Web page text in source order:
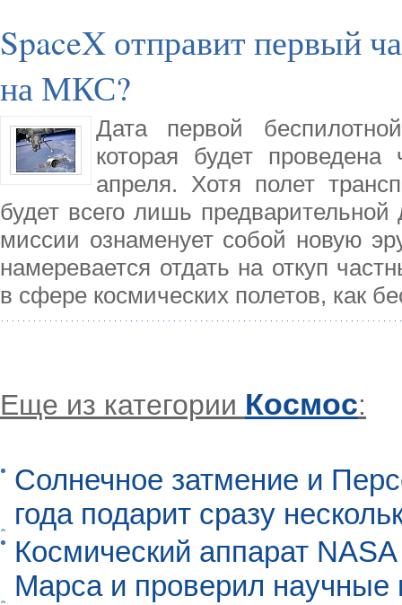
SpaceX отправит первый
на МКС?
Дата первой
которая будет
апреля. Хотя полет
будет всего лишь
миссии ознаменует собой новую
намеревается отдать на откуп
в сфере космических полетов, как
Еще из категории Космос:
Солнечное затмение и
года подарит сразу
Космический аппарат
Марса и проверил научные